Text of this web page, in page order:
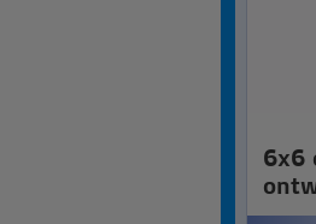
6x6